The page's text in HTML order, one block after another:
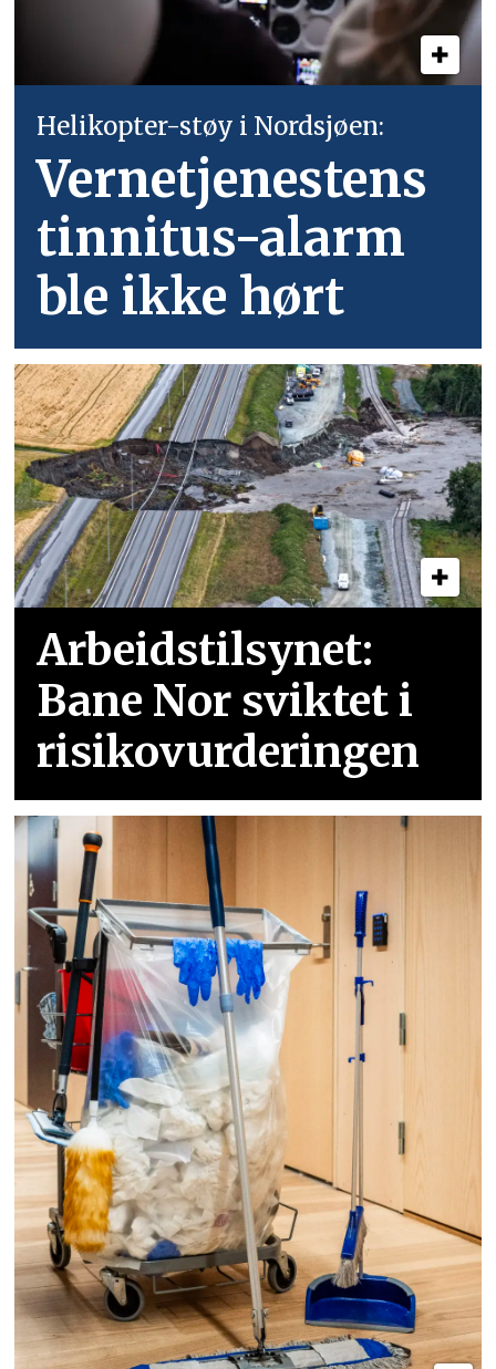
Helikopter-støy i Nordsjøen:
Vernetjenestens
tinnitus-alarm
ble ikke hørt
Arbeidstilsynet:
Bane Nor sviktet i
risikovurderingen